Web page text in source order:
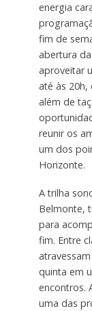
energia
fim de
abertura
aproveitar
até às 20h,
além de
reunir os
um dos
Horizonte.
A trilha
Belmonte,
para
fim. Entre
quinta em
encontros.
uma das